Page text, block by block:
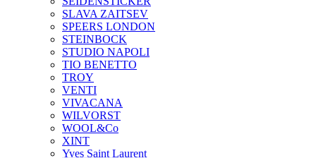
SLAVA ZAITSEV
SPEERS LONDON
STEINBOCK
STUDIO NAPOLI
TIO BENETTO
TROY
VENTI
VIVACANA
WILVORST
WOOL&Co
XINT
Yves Saint Laurent